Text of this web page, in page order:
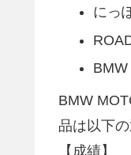
にっ
BMW
品は以下の
【成績】